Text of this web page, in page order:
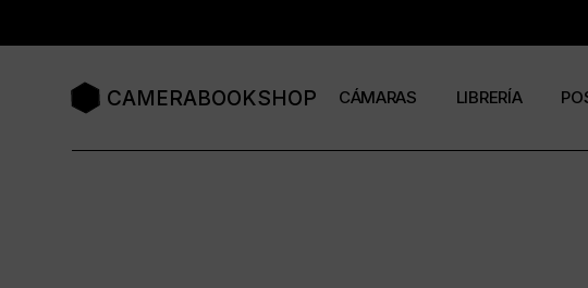
CAMERABOOKSHOP CÁMARAS LIBRERÍA